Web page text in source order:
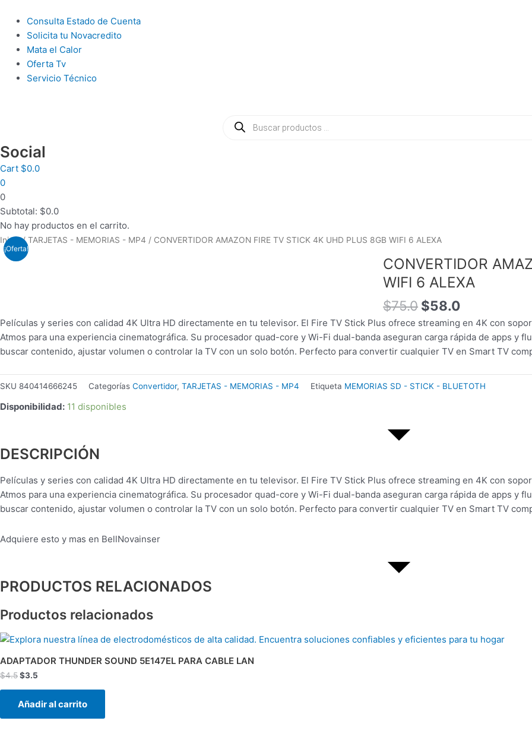
contenido
Main
Menu
Consulta Estado de Cuenta
Solicita tu Novacredito
Mata el Calor
Oferta Tv
Servicio Técnico
productos
Social
Cart $0.0
0
0
Subtotal: $0.0
No hay productos en el carrito.
Inicio/TARJETAS - MEMORIAS - MP4 / CONVERTIDOR AMAZON FIRE TV STICK 4K UHD PLUS 8GB WIFI 6 ALEXA
¡Oferta!
CONVERTIDOR
WIFI 6 ALEXA
$75.0
El
original
era:
$75.0.
$58.0
actual
es:
Películas y series con calidad 4K Ultra HD directamente en tu televisor. El Fire TV Stick Plus ofrece streaming en 4K con
Atmos para una experiencia cinematográfica. Su procesador quad-core y Wi-Fi dual-banda aseguran carga rápida de apps y
buscar contenido, ajustar volumen o controlar la TV con un solo botón. Perfecto para convertir cualquier TV en Smart TV
SKU 840414666245 Categorías Convertidor, TARJETAS - MEMORIAS - MP4 Etiqueta MEMORIAS SD - STICK - BLUETOTH
Disponibilidad: 11 disponibles
DESCRIPCIÓN
Películas y series con calidad 4K Ultra HD directamente en tu televisor. El Fire TV Stick Plus ofrece streaming en 4K con
Atmos para una experiencia cinematográfica. Su procesador quad-core y Wi-Fi dual-banda aseguran carga rápida de apps y
buscar contenido, ajustar volumen o controlar la TV con un solo botón. Perfecto para convertir cualquier TV en Smart TV
Adquiere esto y mas en BellNovainser
PRODUCTOS RELACIONADOS
Productos relacionados
ADAPTADOR THUNDER SOUND 5E147EL PARA CABLE LAN
$4.5
El
precio
original
era:
$4.5.
$3.5
El
actual
es:
Añadir al carrito